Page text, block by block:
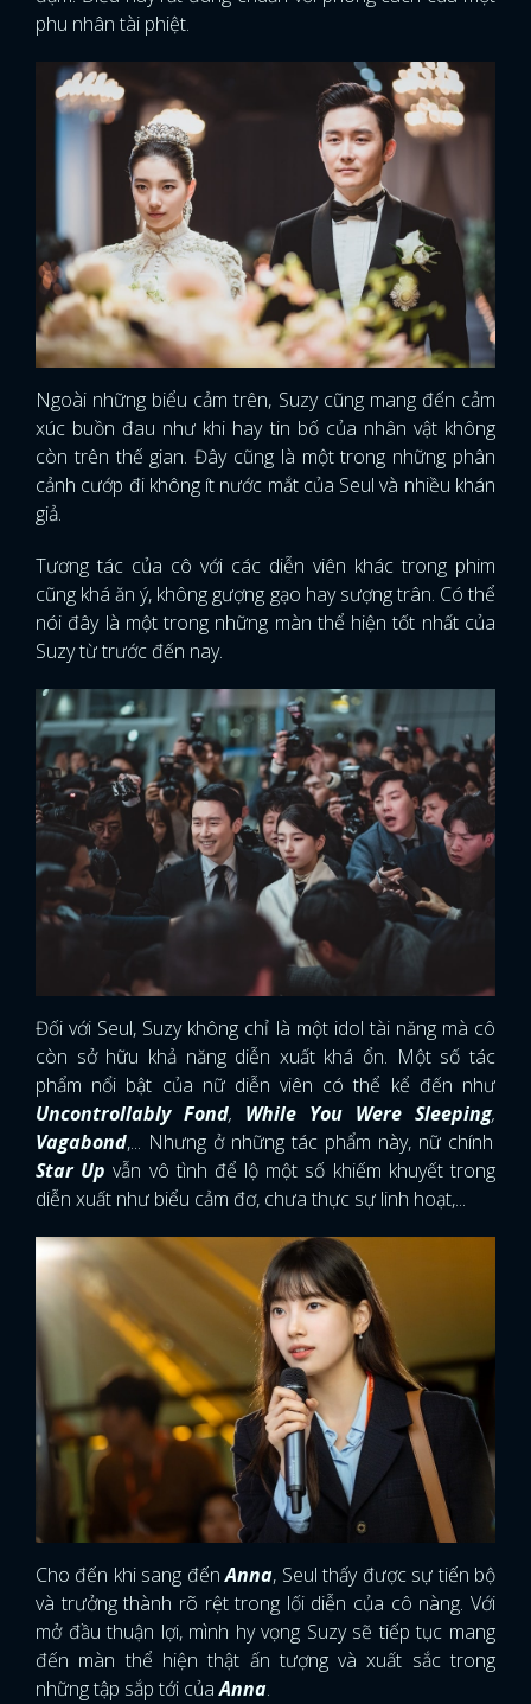
phu nhân tài phiệt.
Ngoài những biểu cảm trên, Suzy cũng mang đến cảm
xúc buồn đau như khi hay tin bố của nhân vật không
còn trên thế gian. Đây cũng là một trong những phân
cảnh cướp đi không ít nước mắt của Seul và nhiều khán
giả.
Tương tác của cô với các diễn viên khác trong phim
cũng khá ăn ý, không gượng gạo hay sượng trân. Có thể
nói đây là một trong những màn thể hiện tốt nhất của
Suzy từ trước đến nay.
Đối với Seul, Suzy không chỉ là một idol tài năng mà cô
còn sở hữu khả năng diễn xuất khá ổn. Một số tác
phẩm nổi bật của nữ diễn viên có thể kể đến như
Uncontrollably Fond, While You Were Sleeping,
Vagabond,... Nhưng ở những tác phẩm này, nữ chính
Star Up vẫn vô tình để lộ một số khiếm khuyết trong
diễn xuất như biểu cảm đơ, chưa thực sự linh hoạt,...
Cho đến khi sang đếnAnna, Seul thấy được sự tiến bộ
và trưởng thành rõ rệt trong lối diễn của cô nàng. Với
mở đầu thuận lợi, mình hy vọng Suzy sẽ tiếp tục mang
đến màn thể hiện thật ấn tượng và xuất sắc trong
những tập sắp tới củaAnna.